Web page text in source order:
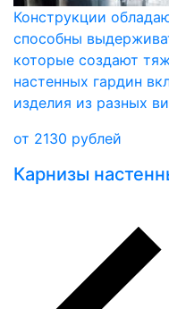
Конструкции
способны
которые создают
настенных гардин
изделия из разных
от 2130 рублей
Карнизы